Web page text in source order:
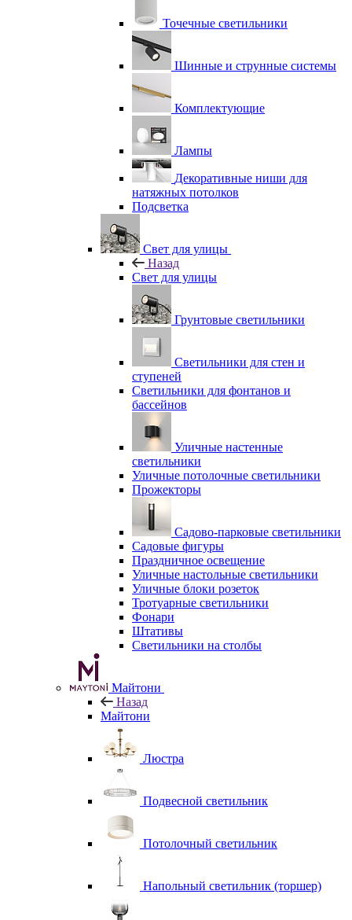
Точечные светильники
Шинные и струнные системы
Комплектующие
Лампы
Декоративные ниши для
натяжных потолков
Подсветка
Свет для улицы
Назад
Свет для улицы
Грунтовые светильники
Светильники для стен и
ступеней
Светильники для фонтанов и
бассейнов
Уличные настенные
светильники
Уличные потолочные светильники
Прожекторы
Садово-парковые светильники
Садовые фигуры
Праздничное освещение
Уличные настольные светильники
Уличные блоки розеток
Тротуарные светильники
Фонари
Штативы
Светильники на столбы
Майтони
Назад
Майтони
Люстра
Подвесной светильник
Потолочный светильник
Напольный светильник (торшер)